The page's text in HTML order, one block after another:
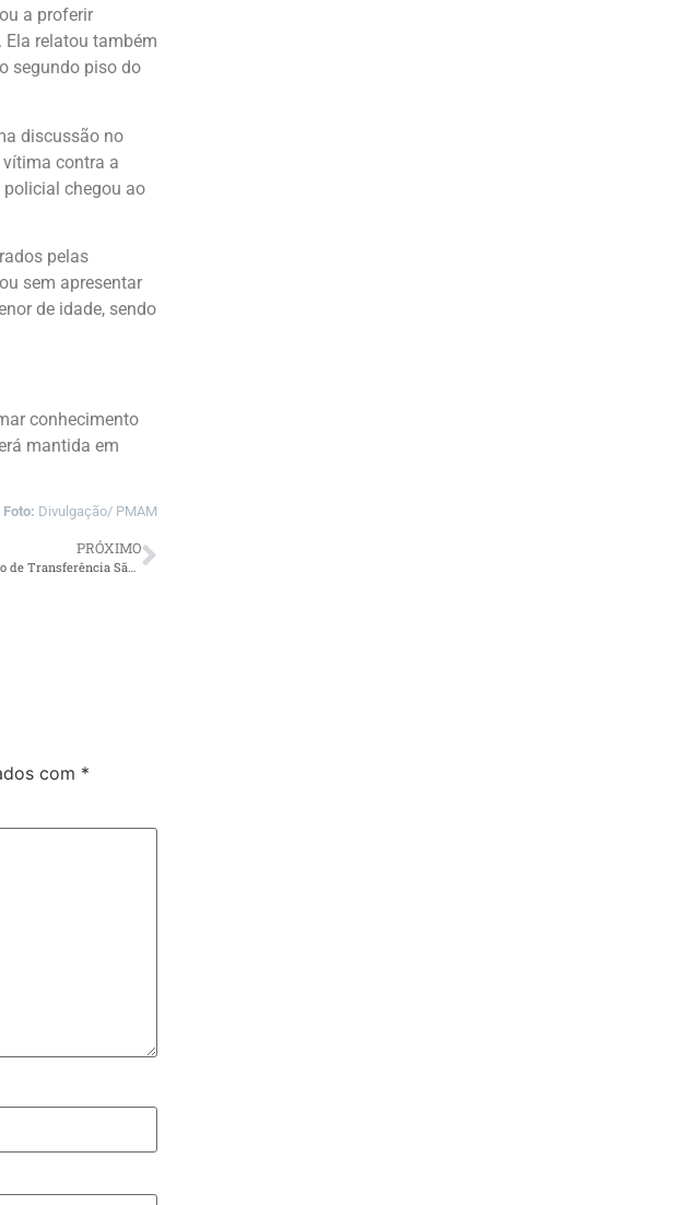
a proferir
relatou também
segundo piso do
discussão no
contra a
policial chegou ao
pelas
sem apresentar
de idade, sendo
conhecimento
mantida em
Foto: Divulgação/ PMAM
PRÓXIMO
com *